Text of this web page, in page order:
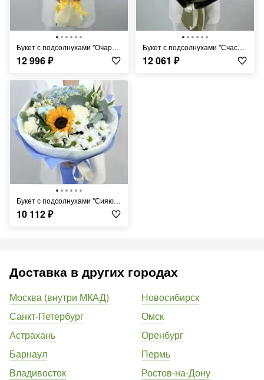
Букет с подсолнухами "Очарование лета"
12 996₽
Букет с подсолнухами "Счастье в букете"
12 061 ₽
Букет с подсолнухами "Сияющая радость"
10 112₽
Доставка в других городах
Москва (внутри МКАД)
Санкт-Петербург
Астрахань
Барнаул
Владивосток
Новосибирск
Омск
Оренбург
Пермь
Ростов-на-Дону